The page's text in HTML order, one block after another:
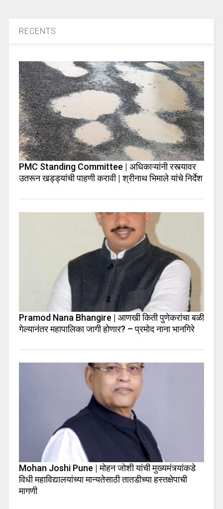
RECENTS
PMC Standing Committee | अधिकाऱ्यांनी रस्त्यावर
उतरून खड्ड्यांची पाहणी करावी | श्रीनाथ भिमाले यांचे निर्देश
Pramod Nana Bhangire | आणखी किती पुणेकरांचा बळी
गेल्यानंतर महापालिका जागी होणार? – प्रमोद नाना भानगिरे
Mohan Joshi Pune | मोहन जोशी यांची मुख्यमंत्र्यांकडे
विधी महाविद्यालयांच्या मान्यतेसाठी तातडीच्या हस्तक्षेपाची
मागणी